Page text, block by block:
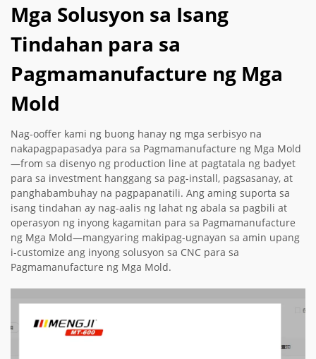
Mga Solusyon sa Isang
Tindahan para sa
Pagmamanufacture ng Mga
Mold
Nag-ooffer kami ng buong hanay ng mga serbisyo na
nakapagpapasadya para sa Pagmamanufacture ng Mga Mold
—from sa disenyo ng production line at pagtatala ng badyet
para sa investment hanggang sa pag-install, pagsasanay, at
panghabambuhay na pagpapanatili. Ang aming suporta sa
isang tindahan ay nag-aalis ng lahat ng abala sa pagbili at
operasyon ng inyong kagamitan para sa Pagmamanufacture
ng Mga Mold—mangyaring makipag-ugnayan sa amin upang
i-customize ang inyong solusyon sa CNC para sa
Pagmamanufacture ng Mga Mold.